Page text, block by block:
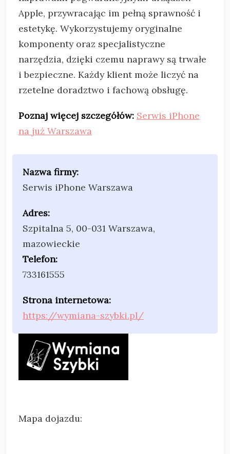
Apple, przywracając im pełną sprawność i
estetykę. Wykorzystujemy oryginalne
komponenty oraz specjalistyczne
narzędzia, dzięki czemu naprawy są trwałe
i bezpieczne. Każdy klient może liczyć na
rzetelne doradztwo i fachową obsługę.
Poznaj więcej szczegółów: Serwis iPhone
na już Warszawa
Nazwa firmy:
Serwis iPhone Warszawa
Adres:
Szpitalna 5, 00-031 Warszawa,
mazowieckie
Telefon:
733161555
Strona internetowa:
https://wymiana-szybki.pl/
Mapa dojazdu: